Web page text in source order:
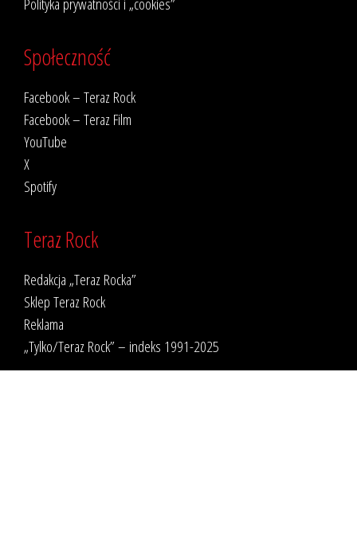
Społeczność
Facebook – Teraz Rock
Facebook – Teraz Film
YouTube
X
Spotify
Teraz Rock
Redakcja „Teraz Rocka”
Sklep Teraz Rock
Reklama
„Tylko/Teraz Rock” – indeks 1991-2025